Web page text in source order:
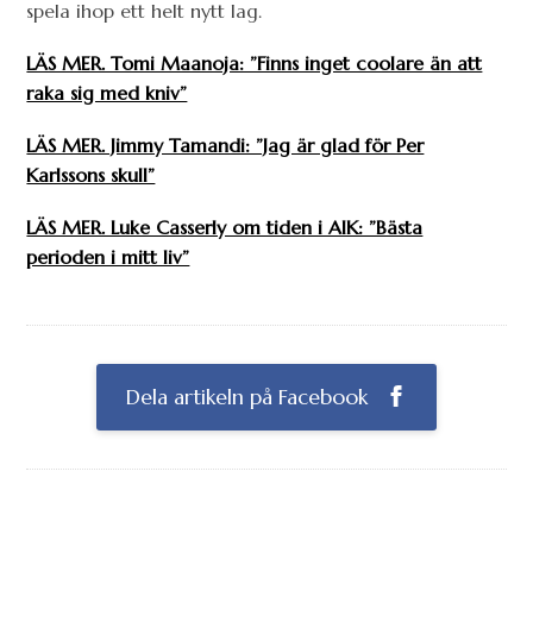
spela ihop ett helt nytt lag.
LÄS MER. Tomi Maanoja: ”Finns inget coolare än att
raka sig med kniv”
LÄS MER. Jimmy Tamandi: ”Jag är glad för Per
Karlssons skull”
LÄS MER. Luke Casserly om tiden i AIK: ”Bästa
perioden i mitt liv”
Dela artikeln på Facebook